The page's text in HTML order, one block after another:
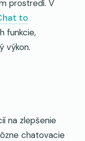
prostredí. V
to
funkcie,
výkon.
na zlepšenie
chatovacie